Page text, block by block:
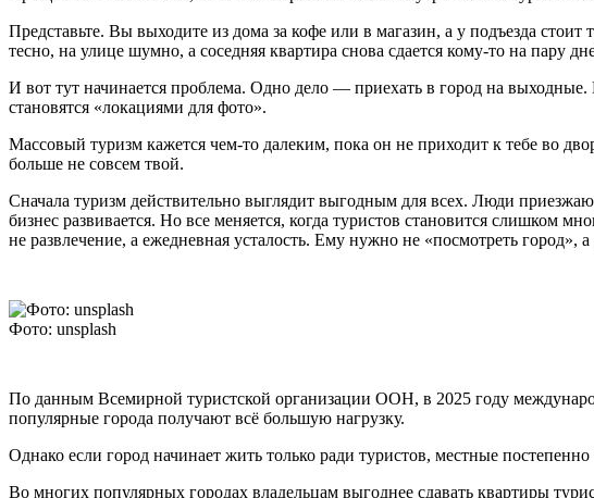
Представьте. Вы выходите из дома за кофе или в магазин, а у подъезда
тесно, на улице шумно, а соседняя квартира снова сдается кому-то на пару
И вот тут начинается проблема. Одно дело — приехать в город на
становятся «локациями для фото».
Массовый туризм кажется чем-то далеким, пока он не приходит к тебе во
больше не совсем твой.
Сначала туризм действительно выглядит выгодным для всех. Люди
бизнес развивается. Но все меняется, когда туристов становится слишком
не развлечение, а ежедневная усталость. Ему нужно не «посмотреть
Фото: unsplash
По данным Всемирной туристской организации ООН, в 2025 году
популярные города получают всё большую нагрузку.
Однако если город начинает жить только ради туристов, местные
Во многих популярных городах владельцам выгоднее сдавать квартиры